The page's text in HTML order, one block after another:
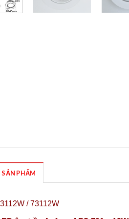
PHẨM
/ 73112W